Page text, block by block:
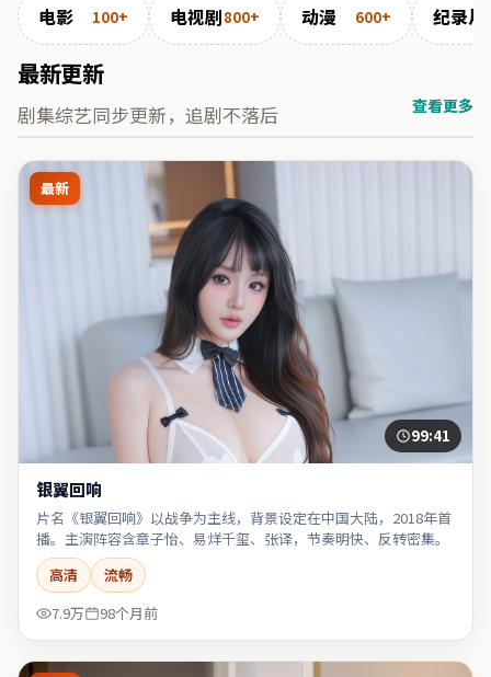
电影 100+ 电视剧800+ 动漫 600+ 纪录片
最新更新
剧集综艺同步更新，追剧不落后 查看更多
最新
99:41
银翼回响
片名《银翼回响》以战争为主线，背景设定在中国大陆，2018年首
播。主演阵容含章子怡、易烊千玺、张译，节奏明快、反转密集。
高清
流畅
7.9万
98个月前